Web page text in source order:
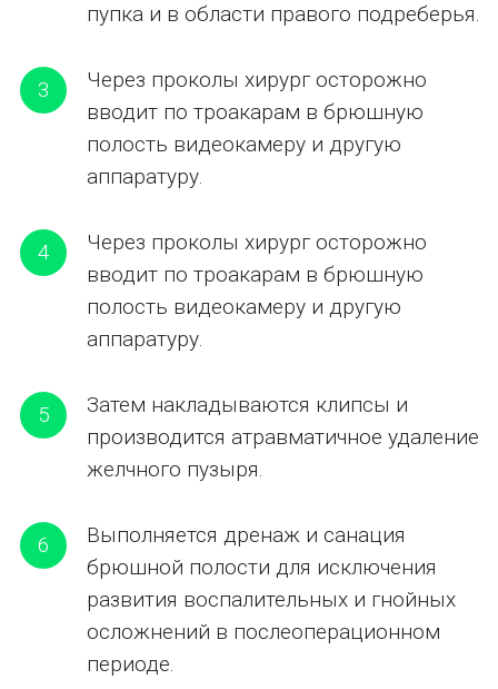
пупка и в области правого подреберья.
3
Через проколы хирург осторожно
вводит по троакарам в брюшную
полость видеокамеру и другую
аппаратуру.
4
Через проколы хирург осторожно
вводит по троакарам в брюшную
полость видеокамеру и другую
аппаратуру.
5
Затем накладываются клипсы и
производится атравматичное удаление
желчного пузыря.
6
Выполняется дренаж и санация
брюшной полости для исключения
развития воспалительных и гнойных
осложнений в послеоперационном
периоде.